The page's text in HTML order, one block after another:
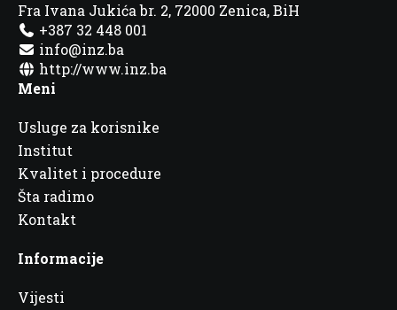
Fra Ivana Jukića br. 2, 72000 Zenica, BiH
+387 32 448 001
info@inz.ba
http://www.inz.ba
Meni
Usluge za korisnike
Institut
Kvalitet i procedure
Šta radimo
Kontakt
Informacije
Vijesti